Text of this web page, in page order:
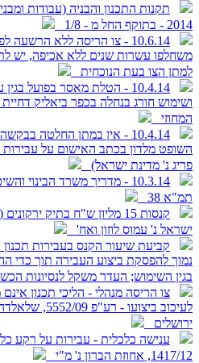
תקנות התכנון והבניה (עבודות
2014 - בתוקף החל מ - 1/8
משחלפו עשרות שנים ללא אכיפה, יש
למתן הצו בעת הנוכחית
10.4.14 - הטלת מאסר בפועל
ושימוש חורג בנחלה בכפר ביאליק
המחוזי
פריג נ' מדינת ישראל)
10.3.14 - מדריך משרד
תמ"א 38
ישראל נ' עמוס לוזון ואח'
קביעת שיעור הקנס בעבירות
נמוך להפסקת ביצוע העבירה תוך כדי
בגין השימוש; העדר משקל לנסיונות
צו הריסה מנהלי - הליכי תכנון
לעיכוב ביצועו
ירושלים
ענישה כלכלית - עבירות על רקע
1417/12, אחוזת הברון נ' מ"י